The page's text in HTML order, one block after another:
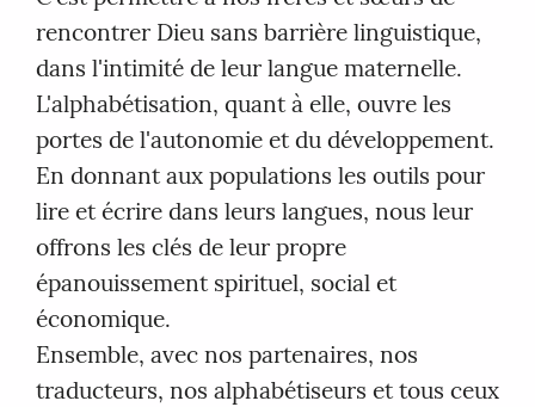
rencontrer Dieu sans barrière linguistique,
dans l'intimité de leur langue maternelle.
L'alphabétisation, quant à elle, ouvre les
portes de l'autonomie et du développement.
En donnant aux populations les outils pour
lire et écrire dans leurs langues, nous leur
offrons les clés de leur propre
épanouissement spirituel, social et
économique.
Ensemble, avec nos partenaires, nos
traducteurs, nos alphabétiseurs et tous ceux